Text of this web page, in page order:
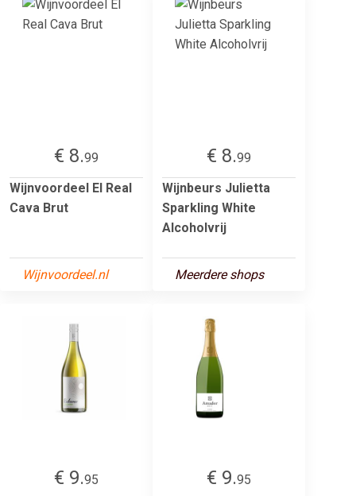
€ 8.99
Wijnvoordeel El Real
Cava Brut
Wijnvoordeel.nl
€ 8.99
Wijnbeurs Julietta
Sparkling White
Alcoholvrij
Meerdere shops
€ 9.95
€ 9.95